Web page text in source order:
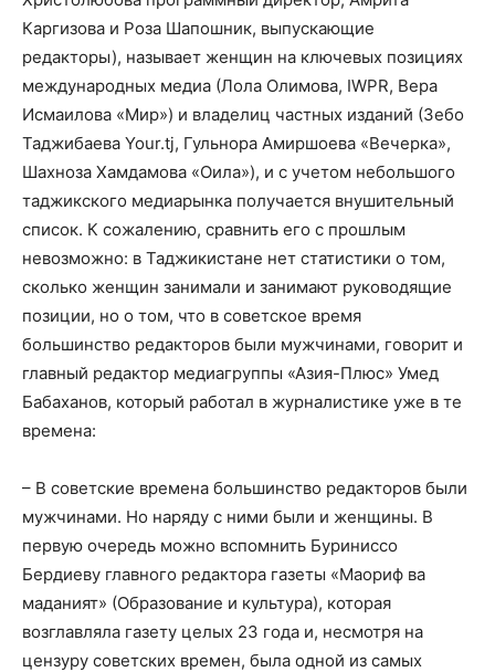
Каргизова и Роза Шапошник, выпускающие
редакторы), называет женщин на ключевых позициях
международных медиа (Лола Олимова, IWPR, Вера
Исмаилова «Мир») и владелиц частных изданий (Зебо
Таджибаева Your.tj, Гульнора Амиршоева «Вечерка»,
Шахноза Хамдамова «Оила»), и с учетом небольшого
таджикского медиарынка получается внушительный
список. К сожалению, сравнить его с прошлым
невозможно: в Таджикистане нет статистики о том,
сколько женщин занимали и занимают руководящие
позиции, но о том, что в советское время
большинство редакторов были мужчинами, говорит и
главный редактор медиагруппы «Азия-Плюс» Умед
Бабаханов, который работал в журналистике уже в те
времена:
– В советские времена большинство редакторов были
мужчинами. Но наряду с ними были и женщины. В
первую очередь можно вспомнить Буриниссо
Бердиеву главного редактора газеты «Маориф ва
маданият» (Образование и культура), которая
возглавляла газету целых 23 года и, несмотря на
цензуру советских времен, была одной из самых